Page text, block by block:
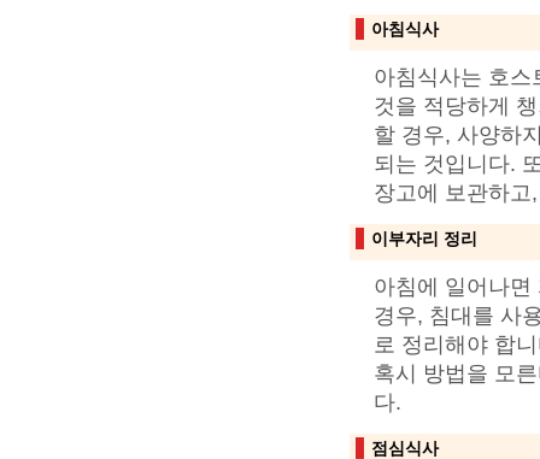
아침식사
아침식사는 호
것을 적당하게
할 경우, 사양하
되는 것입니다.
장고에 보관하
이부자리 정리
아침에 일어나
경우, 침대를 사
로 정리해야 합
혹시 방법을 모
다.
점심식사